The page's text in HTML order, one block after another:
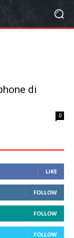
di
0
LIKE
FOLLOW
FOLLOW
FOLLOW